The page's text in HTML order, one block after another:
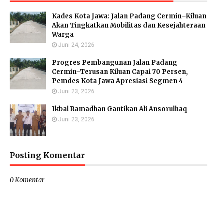
Kades Kota Jawa: Jalan Padang Cermin–Kiluan
Akan Tingkatkan Mobilitas dan Kesejahteraan
Warga
Juni 24, 2026
Progres Pembangunan Jalan Padang
Cermin–Terusan Kiluan Capai 70 Persen,
Pemdes Kota Jawa Apresiasi Segmen 4
Juni 23, 2026
Ikbal Ramadhan Gantikan Ali Ansorulhaq
Juni 23, 2026
Posting Komentar
0 Komentar